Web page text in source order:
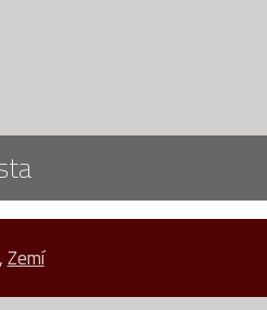
Zemí